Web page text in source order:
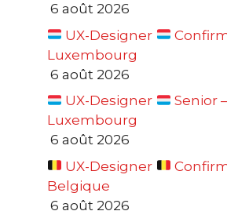
6 août 2026
UX-Designer
Luxembourg
6 août 2026
UX-Designer
Senior –
Luxembourg
6 août 2026
UX-Designer
Belgique
6 août 2026